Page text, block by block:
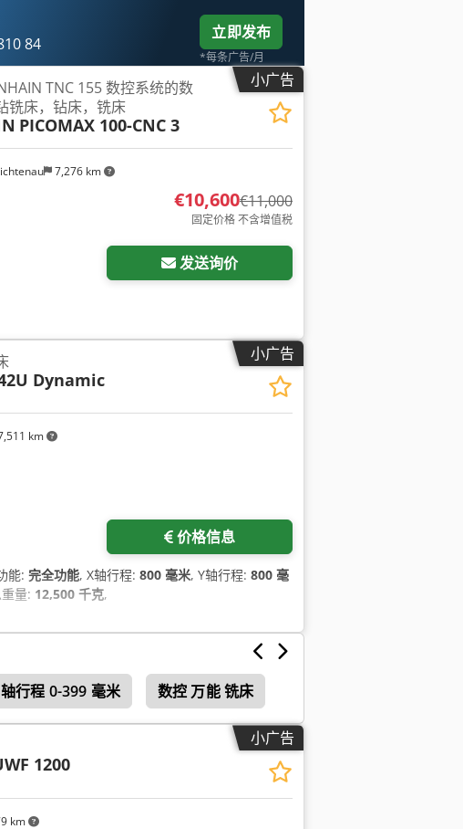
84
立即发布
*每条广告/月
小广告
7,276 km
TNC 155 数控系统的数
铣床，钻床，铣床
PICOMAX 100-CNC 3
€10,600€11,000
固定价格 不含增值税
发送询价
小广告
km
Dynamic
价格信息
能: 完全功能, X轴行程: 800 毫米, Y轴行程: 800 毫
量: 12,500 千克,
行程 0-399 毫米 数控 万能 铣床
小广告
km
1200